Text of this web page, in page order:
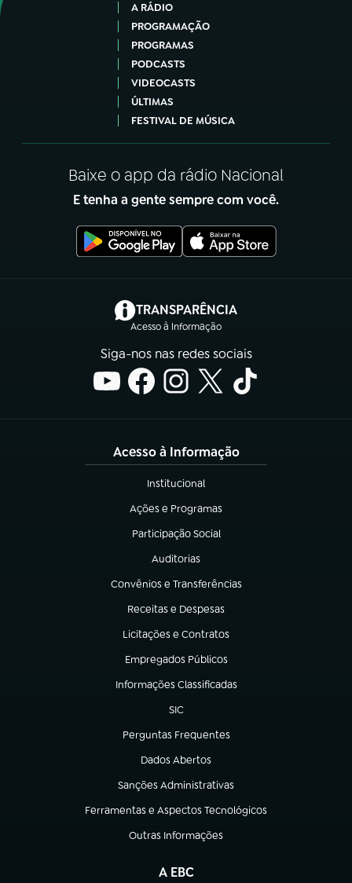
A RÁDIO
PROGRAMAÇÃO
PROGRAMAS
PODCASTS
VIDEOCASTS
ÚLTIMAS
FESTIVAL DE MÚSICA
Baixe o app da rádio Nacional
E tenha a gente sempre com você.
TRANSPARÊNCIA
Acesso à Informação
(abre em nova aba)
Siga-nos nas redes sociais
Acesso à Informação
Institucional
(abre em nova aba)
Ações e Programas
(abre em nova aba)
Participação Social
(abre em nova aba)
Auditorias
(abre em nova aba)
Convênios e Transferências
(abre em nova aba)
Receitas e Despesas
(abre em nova aba)
Licitações e Contratos
(abre em nova aba)
Empregados Públicos
(abre em nova aba)
Informações Classificadas
(abre em nova aba)
SIC
(abre em nova aba)
Perguntas Frequentes
(abre em nova aba)
Dados Abertos
(abre em nova aba)
Sanções Administrativas
(abre em nova aba)
Ferramentas e Aspectos Tecnológicos
(abre em nova aba)
Outras Informações
(abre em nova aba)
A EBC